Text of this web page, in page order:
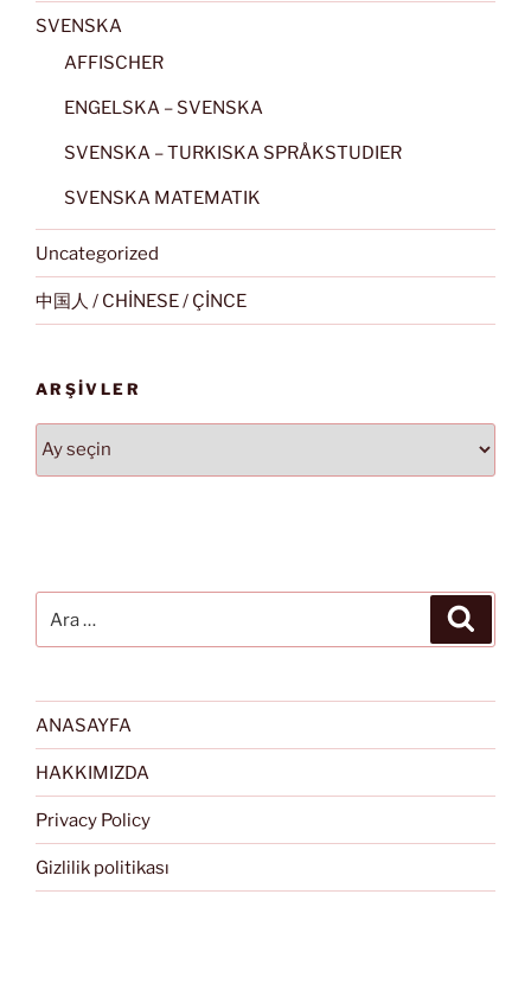
SVENSKA
AFFISCHER
ENGELSKA – SVENSKA
SVENSKA – TURKISKA SPRÅKSTUDIER
SVENSKA MATEMATIK
Uncategorized
中国人 / CHİNESE / ÇİNCE
ARŞIVLER
Arşivler
ANASAYFA
HAKKIMIZDA
Privacy Policy
Gizlilik politikası